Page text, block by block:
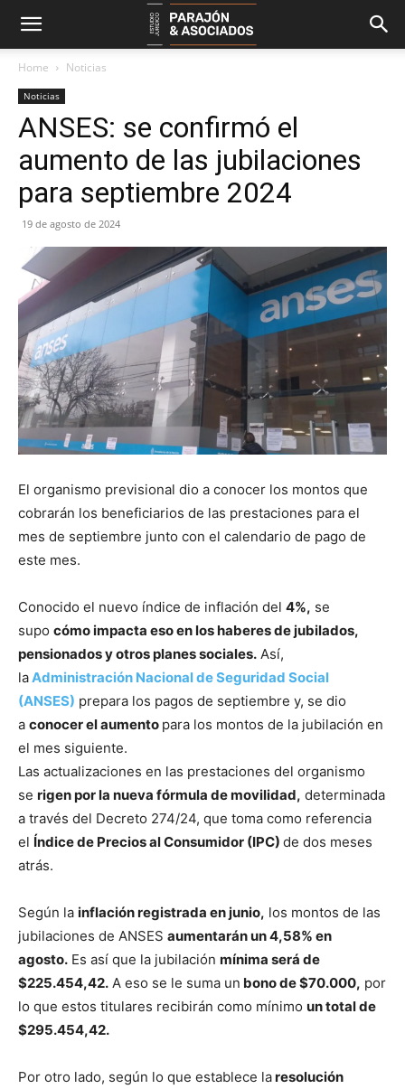
Home Noticias
Noticias
ANSES: se confirmó el
aumento de las jubilaciones
para septiembre 2024
19 de agosto de 2024
El organismo previsional dio a conocer los montos que
cobrarán los beneficiarios de las prestaciones para el
mes de septiembre junto con el calendario de pago de
este mes.
Conocido el nuevo índice de inflación del 4%, se
supo cómo impacta eso en los haberes de jubilados,
pensionados y otros planes sociales. Así,
laAdministración Nacional de Seguridad Social
(ANSES) prepara los pagos de septiembre y, se dio
a conocer el aumento para los montos de la jubilación en
el mes siguiente.
Las actualizaciones en las prestaciones del organismo
se rigen por la nueva fórmula de movilidad, determinada
a través del Decreto 274/24, que toma como referencia
el Índice de Precios al Consumidor (IPC) de dos meses
atrás.
Según la inflación registrada en junio, los montos de las
jubilaciones de ANSES aumentarán un 4,58% en
agosto. Es así que la jubilación mínima será de
$225.454,42. A eso se le suma un bono de $70.000, por
lo que estos titulares recibirán como mínimo un total de
$295.454,42.
Por otro lado, según lo que establece laresolución